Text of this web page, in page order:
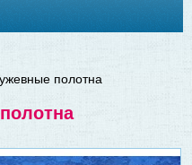
полотна